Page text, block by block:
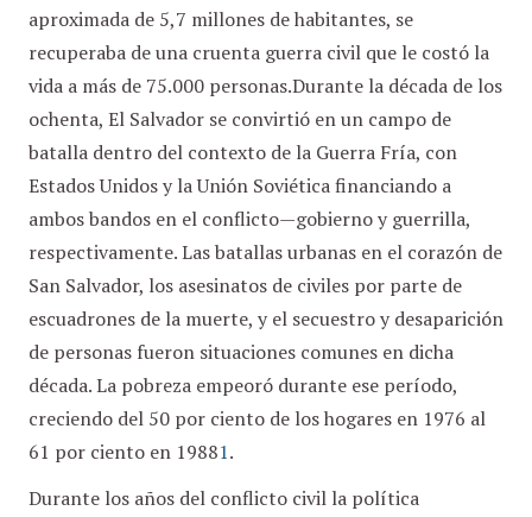
aproximada de 5,7 millones de habitantes, se
recuperaba de una cruenta guerra civil que le costó la
vida a más de 75.000 personas.Durante la década de los
ochenta, El Salvador se convirtió en un campo de
batalla dentro del contexto de la Guerra Fría, con
Estados Unidos y la Unión Soviética financiando a
ambos bandos en el conflicto—gobierno y guerrilla,
respectivamente. Las batallas urbanas en el corazón de
San Salvador, los asesinatos de civiles por parte de
escuadrones de la muerte, y el secuestro y desaparición
de personas fueron situaciones comunes en dicha
década. La pobreza empeoró durante ese período,
creciendo del 50 por ciento de los hogares en 1976 al
61 por ciento en 19881.
Durante los años del conflicto civil la política